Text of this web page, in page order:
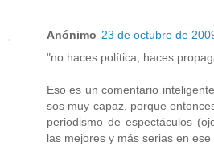
Anónimo 23 de octubre de
"no haces política, haces
Eso es un comentario
sos muy capaz, porque
periodismo de espectáculos
las mejores y más serias en ese